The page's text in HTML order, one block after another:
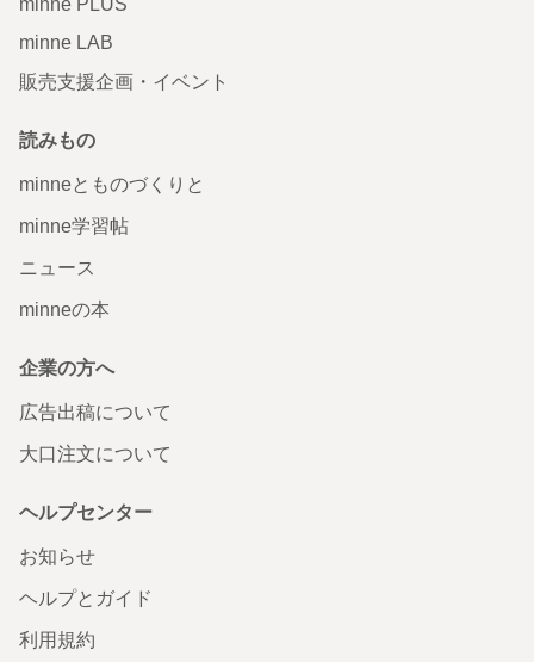
minne LAB
販売支援企画・イベント
読みもの
minneとものづくりと
minne学習帖
ニュース
minneの本
企業の方へ
広告出稿について
大口注文について
ヘルプセンター
お知らせ
ヘルプとガイド
利用規約